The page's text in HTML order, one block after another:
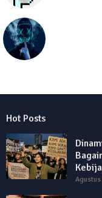
Hot Posts
Agustus